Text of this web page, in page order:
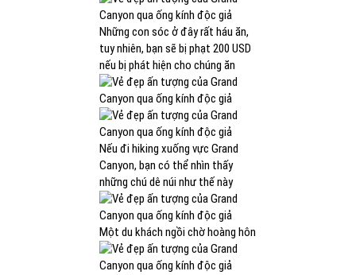
Những con sóc ở đây rất háu ăn,
tuy nhiên, bạn sẽ bị phạt 200 USD
nếu bị phát hiện cho chúng ăn
Nếu đi hiking xuống vực Grand
Canyon, bạn có thể nhìn thấy
những chú dê núi như thế này
Một du khách ngồi chờ hoàng hôn